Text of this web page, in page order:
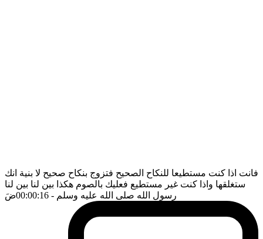
فانت اذا كنت مستطيعا للنكاح الصحيح فتزوج بنكاح صحيح لا بنية انك
ستغلقها واذا كنت غير مستطيع فعليك بالصوم هكذا بين لنا بين لنا
رسول الله صلى الله عليه وسلم - 00:00:16 ضَ